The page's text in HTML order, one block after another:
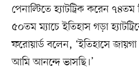
পেনাল্টিতে হ্যাটট্রিক করেন
৫০তম ম্যাচে ইতিহাস গড়া
ফরোয়ার্ড বলেন, ‘ইতিহাসে জায়গা
আমি আনন্দে ভাসছি।’